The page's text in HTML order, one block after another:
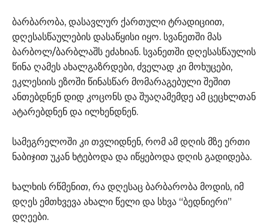
ბარბარობა, დასავლურ ქართული ტრადიციით,
დღესასწაულების დასაწყისი იყო. სვანეთში მას
ბარბოლ/ბარბლაშს ეძახიან. სვანეთში დღესასწაულის
წინა ღამეს ახალგაზრდები, ძველად კი მოხუცები,
ეკლესიის ეზოში წინასწარ მომარაგებული შეშით
ანთებდნენ დიდ კოცონს და შუაღამემდე ამ ცეცხლთან
ატარებდნენ და ილხენდნენ.
სამეგრელოში კი თვლიდნენ, რომ ამ დღის მზე ერთი
ნაბიჯით უკან ხტებოდა და იწყებოდა დღის გადიდება.
ხალხის რწმენით, რა დღესაც ბარბარობა მოდის, იმ
დღეს ემთხვევა ახალი წელი და სხვა “ბედნიერი”
დღეები.